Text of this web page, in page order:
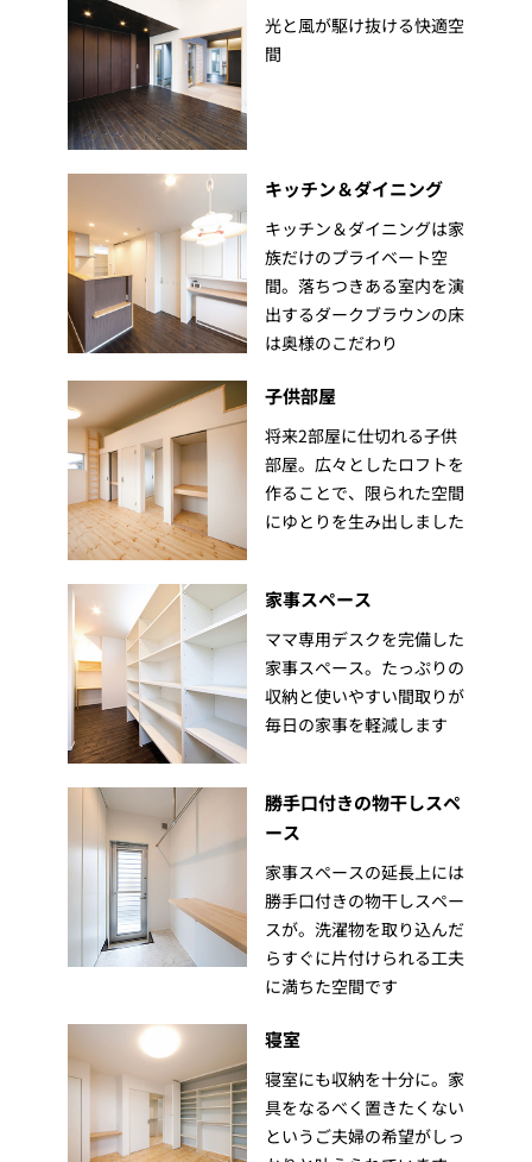
光と風が駆け抜ける快適空
間
キッチン＆ダイニング
キッチン＆ダイニングは家
族だけのプライベート空
間。落ちつきある室内を演
出するダークブラウンの床
は奥様のこだわり
子供部屋
将来2部屋に仕切れる子供
部屋。広々としたロフトを
作ることで、限られた空間
にゆとりを生み出しました
家事スペース
ママ専用デスクを完備した
家事スペース。たっぷりの
収納と使いやすい間取りが
毎日の家事を軽減します
勝手口付きの物干しスペ
ース
家事スペースの延長上には
勝手口付きの物干しスペー
スが。洗濯物を取り込んだ
らすぐに片付けられる工夫
に満ちた空間です
寝室
寝室にも収納を十分に。家
具をなるべく置きたくない
というご夫婦の希望がしっ